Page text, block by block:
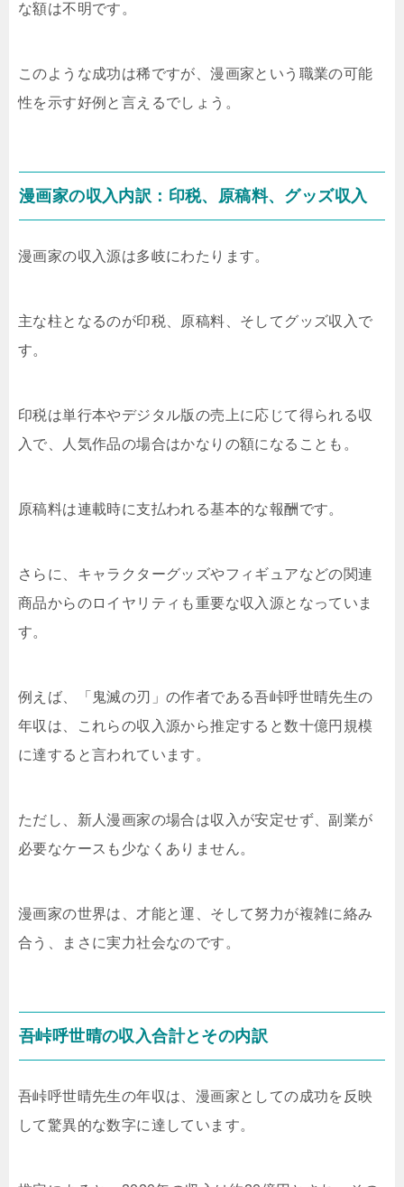
な額は不明です。
このような成功は稀ですが、漫画家という職業の可能
性を示す好例と言えるでしょう。
漫画家の収入内訳：印税、原稿料、グッズ収入
漫画家の収入源は多岐にわたります。
主な柱となるのが印税、原稿料、そしてグッズ収入で
す。
印税は単行本やデジタル版の売上に応じて得られる収
入で、人気作品の場合はかなりの額になることも。
原稿料は連載時に支払われる基本的な報酬です。
さらに、キャラクターグッズやフィギュアなどの関連
商品からのロイヤリティも重要な収入源となっていま
す。
例えば、「鬼滅の刃」の作者である吾峠呼世晴先生の
年収は、これらの収入源から推定すると数十億円規模
に達すると言われています。
ただし、新人漫画家の場合は収入が安定せず、副業が
必要なケースも少なくありません。
漫画家の世界は、才能と運、そして努力が複雑に絡み
合う、まさに実力社会なのです。
吾峠呼世晴の収入合計とその内訳
吾峠呼世晴先生の年収は、漫画家としての成功を反映
して驚異的な数字に達しています。